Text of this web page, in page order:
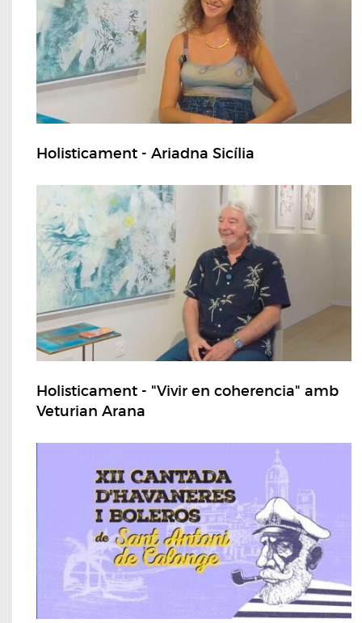
Holisticament - Ariadna Sicília
Holisticament - "Vivir en coherencia" amb
Veturian Arana